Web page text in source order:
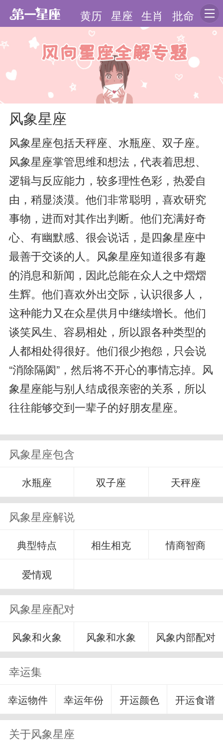
黄历 星座 生肖 批命
风象星座
风象星座包括天秤座、水瓶座、双子座。
风象星座掌管思维和想法，代表着思想、
逻辑与反应能力，较多理性色彩，热爱自
由，稍显淡漠。他们非常聪明，喜欢研究
事物，进而对其作出判断。他们充满好奇
心、有幽默感、很会说话，是四象星座中
最善于交谈的人。风象星座知道很多有趣
的消息和新闻，因此总能在众人之中熠熠
生辉。他们喜欢外出交际，认识很多人，
这种能力又在众星供月中继续增长。他们
谈笑风生、容易相处，所以跟各种类型的
人都相处得很好。他们很少抱怨，只会说
“消除隔阂”，然后将不开心的事情忘掉。风
象星座能与别人结成很亲密的关系，所以
往往能够交到一辈子的好朋友星座。
风象星座包含
水瓶座 双子座 天秤座
风象星座解说
典型特点 相生相克 情商智商
爱情观
风象星座配对
风象和火象 风象和水象 风象内部配对
幸运集
幸运物件 幸运年份 开运颜色 开运食谱
关于风象星座